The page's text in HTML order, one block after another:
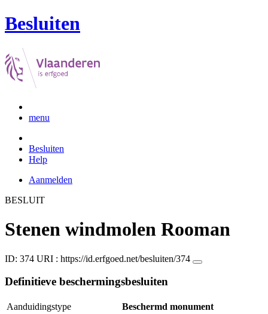
Besluiten
menu
Besluiten
Help
Aanmelden
BESLUIT
Stenen windmolen Rooman
ID: 374 URI : https://id.erfgoed.net/besluiten/374
Definitieve beschermingsbesluiten
Aanduidingstype
Beschermd monument